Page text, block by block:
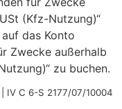
(Kfz-Nutzung)“
das Konto
Zwecke außerhalb
zu buchen.
IV C 6-S 2177/07/10004